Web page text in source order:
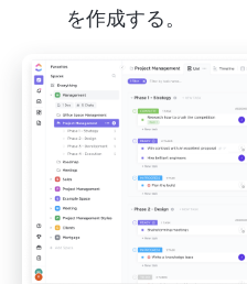
を作成する。